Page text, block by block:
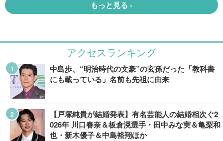
アクセスランキング
中島歩、“明治時代の文豪”の玄孫だった「教科書
にも載っている」名前も先祖に由来
【戸塚純貴が結婚発表】有名芸能人の結婚相次ぐ2
026年 川口春奈＆板倉滉選手・田中みな実＆亀梨和
也・新木優子＆中島裕翔ほか